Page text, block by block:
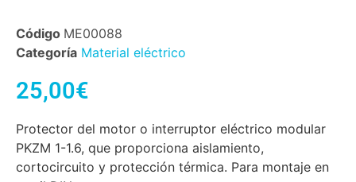
Código ME00088
Categoría Material eléctrico
25,00€
Protector del motor o interruptor eléctrico modular
PKZM 1-1.6, que proporciona aislamiento,
cortocircuito y protección térmica. Para montaje en